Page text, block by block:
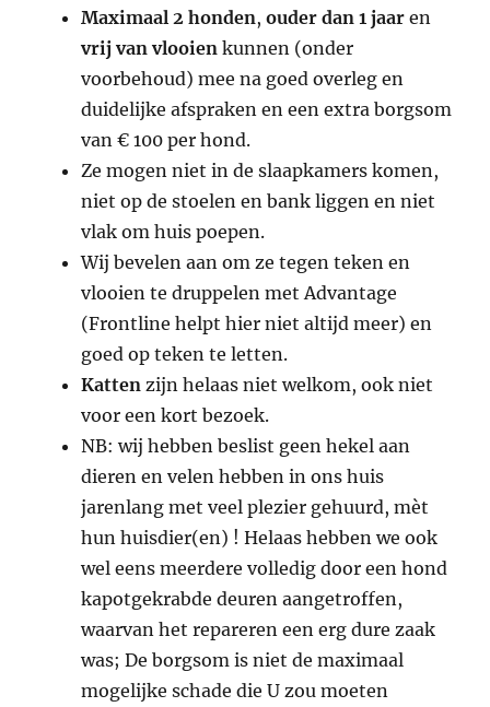
Maximaal 2 honden,ouder dan 1 jaar en
vrij van vlooien kunnen (onder
voorbehoud) mee na goed overleg en
duidelijke afspraken en een extra borgsom
van € 100 per hond.
Ze mogen niet in de slaapkamers komen,
niet op de stoelen en bank liggen en niet
vlak om huis poepen.
Wij bevelen aan om ze tegen teken en
vlooien te druppelen met Advantage
(Frontline helpt hier niet altijd meer) en
goed op teken te letten.
Katten zijn helaas niet welkom, ook niet
voor een kort bezoek.
NB: wij hebben beslist geen hekel aan
dieren en velen hebben in ons huis
jarenlang met veel plezier gehuurd, mèt
hun huisdier(en) ! Helaas hebben we ook
wel eens meerdere volledig door een hond
kapotgekrabde deuren aangetroffen,
waarvan het repareren een erg dure zaak
was; De borgsom is niet de maximaal
mogelijke schade die U zou moeten